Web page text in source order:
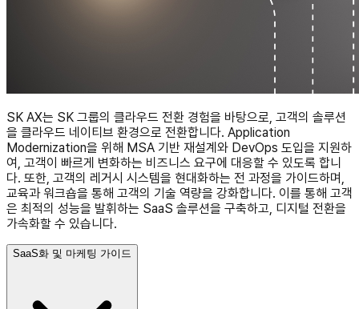
SK AX는 SK 그룹의 클라우드 전환 경험을 바탕으로, 고객의 솔루션
을 클라우드 네이티브 환경으로 전환합니다. Application
Modernization을 위해 MSA 기반 재설계와 DevOps 도입을 지원하
여, 고객이 빠르게 변화하는 비즈니스 요구에 대응할 수 있도록 합니
다. 또한, 고객의 레거시 시스템을 현대화하는 전 과정을 가이드하며,
교육과 워크숍을 통해 고객의 기술 역량을 강화합니다. 이를 통해 고객
은 최적의 성능을 발휘하는 SaaS 솔루션을 구축하고, 디지털 전환을
가속화할 수 있습니다.
SaaS화 및 마케팅 가이드